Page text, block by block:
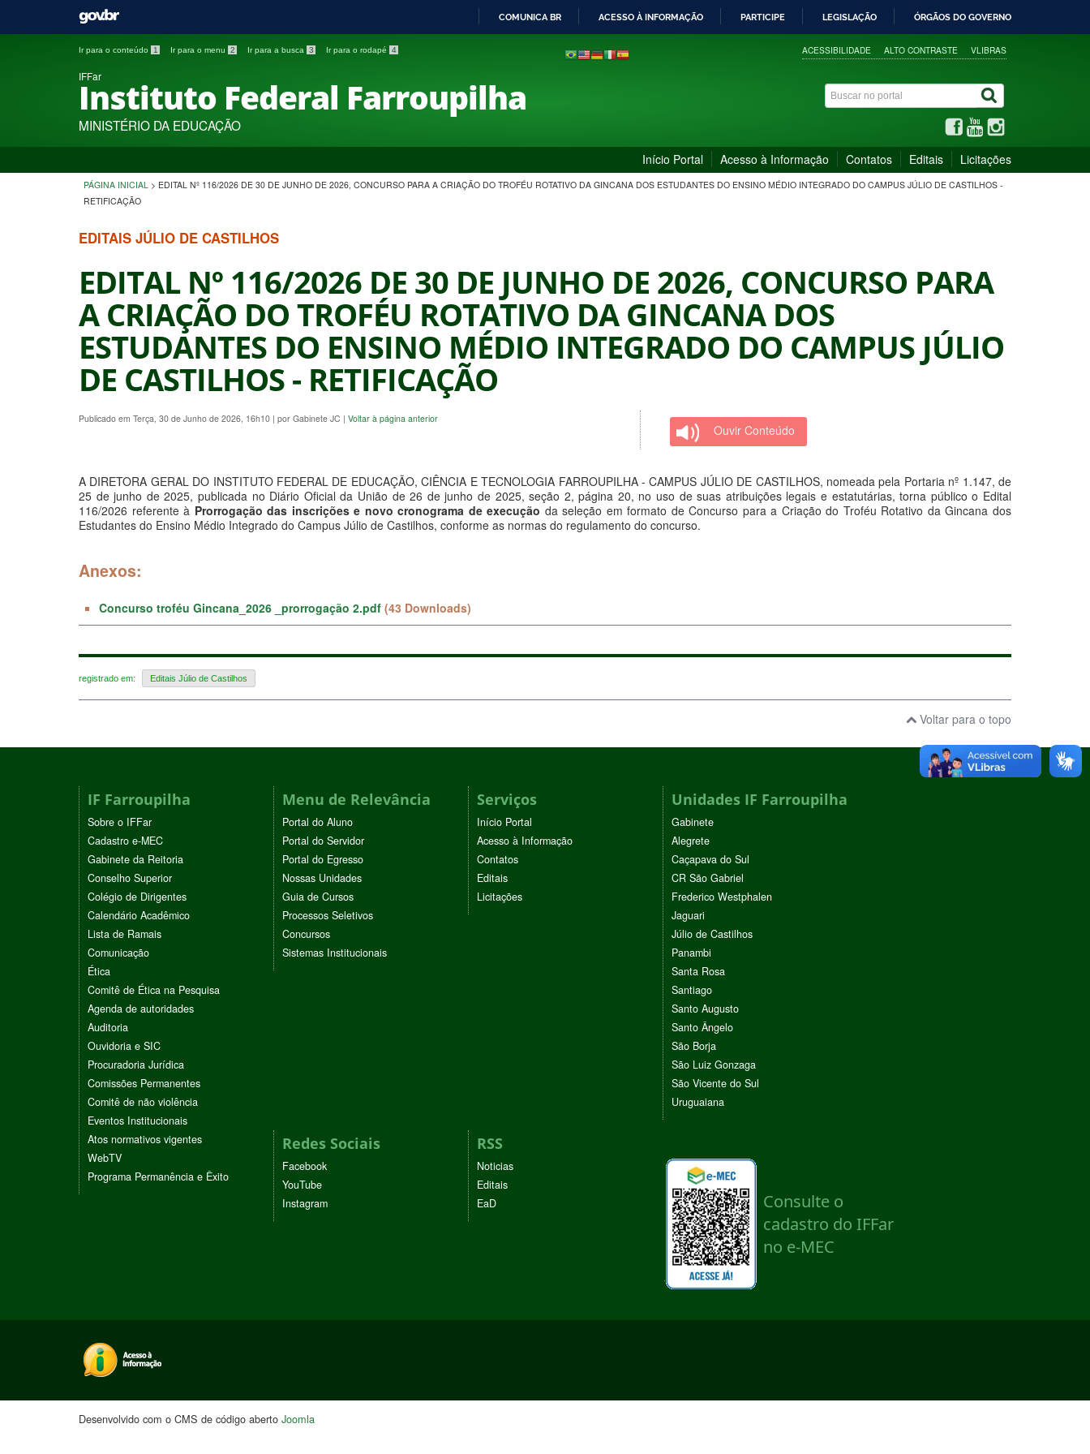
PARA
COMUNICA BR ACESSO À INFORMAÇÃO PARTICIPE LEGISLAÇÃO ÓRGÃOS DO GOVERNO
Ir para o conteúdo 1 Ir para o menu 2 Ir para a busca 3 Ir para o rodapé 4 ACESSIBILIDADE ALTO CONTRASTE VLIBRAS
IFFar
Instituto Federal Farroupilha
MINISTÉRIO DA EDUCAÇÃO
Início Portal Acesso à Informação Contatos Editais Licitações
PÁGINA INICIAL > EDITAL Nº 116/2026 DE 30 DE JUNHO DE 2026, CONCURSO PARA A CRIAÇÃO DO TROFÉU ROTATIVO DA GINCANA DOS ESTUDANTES DO ENSINO MÉDIO INTEGRADO DO CAMPUS JÚLIO DE CASTILHOS -
RETIFICAÇÃO
EDITAIS JÚLIO DE CASTILHOS
EDITAL Nº 116/2026 DE 30 DE JUNHO DE 2026, CONCURSO PARA
A CRIAÇÃO DO TROFÉU ROTATIVO DA GINCANA DOS
ESTUDANTES DO ENSINO MÉDIO INTEGRADO DO CAMPUS JÚLIO
DE CASTILHOS - RETIFICAÇÃO
Publicado em Terça, 30 de Junho de 2026, 16h10 | por Gabinete JC | Voltar à página anterior
Ouvir Conteúdo
A DIRETORA GERAL DO INSTITUTO FEDERAL DE EDUCAÇÃO, CIÊNCIA E TECNOLOGIA FARROUPILHA - CAMPUS JÚLIO DE CASTILHOS, nomeada pela Portaria nº 1.147, de
25 de junho de 2025, publicada no Diário Oficial da União de 26 de junho de 2025, seção 2, página 20, no uso de suas atribuições legais e estatutárias, torna público o Edital
116/2026 referente à Prorrogação das inscrições e novo cronograma de execução da seleção em formato de Concurso para a Criação do Troféu Rotativo da Gincana dos
Estudantes do Ensino Médio Integrado do Campus Júlio de Castilhos, conforme as normas do regulamento do concurso.
Anexos:
Concurso troféu Gincana_2026 _prorrogação 2.pdf (43 Downloads)
registrado em: Editais Júlio de Castilhos
Voltar para o topo
IF Farroupilha
Sobre o IFFar
Cadastro e-MEC
Gabinete da Reitoria
Conselho Superior
Colégio de Dirigentes
Calendário Acadêmico
Lista de Ramais
Comunicação
Ética
Comitê de Ética na Pesquisa
Agenda de autoridades
Auditoria
Ouvidoria e SIC
Procuradoria Jurídica
Comissões Permanentes
Comitê de não violência
Eventos Institucionais
Atos normativos vigentes
WebTV
Programa Permanência e Êxito
Menu de Relevância
Portal do Aluno
Portal do Servidor
Portal do Egresso
Nossas Unidades
Guia de Cursos
Processos Seletivos
Concursos
Sistemas Institucionais
Serviços
Início Portal
Acesso à Informação
Contatos
Editais
Licitações
Unidades IF Farroupilha
Gabinete
Alegrete
Caçapava do Sul
CR São Gabriel
Frederico Westphalen
Jaguari
Júlio de Castilhos
Panambi
Santa Rosa
Santiago
Santo Augusto
Santo Ângelo
São Borja
São Luiz Gonzaga
São Vicente do Sul
Uruguaiana
Redes Sociais
Facebook
YouTube
Instagram
RSS
Noticias
Editais
EaD
Desenvolvido com o CMS de código aberto Joomla